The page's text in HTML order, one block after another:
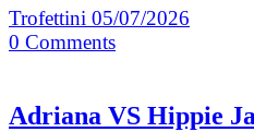
Trofettini 05/07/2026
0 Comments
Adriana VS Hippie